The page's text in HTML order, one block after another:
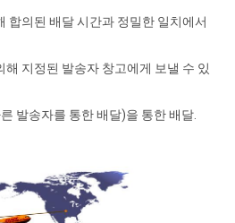
합의된 배달 시간과 정밀한 일치에서
지정된 발송자 창고에게 보낼 수 있
발송자를 통한 배달)을 통한 배달.